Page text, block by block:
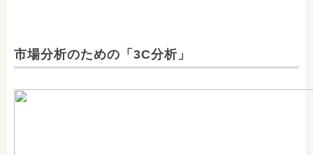
市場分析のための「3C分析」